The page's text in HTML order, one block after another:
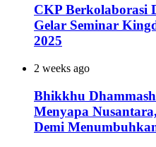
CKP Berkolaborasi
Gelar Seminar
2025
2 weeks ago
Bhikkhu
Menyapa
Demi